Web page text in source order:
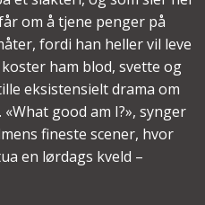
om å tjene penger på
fordi han heller vil leve
ham blod, svette og
eksistensielt drama om
good am I?», synger
fineste scener, hvor
en lørdags kveld –